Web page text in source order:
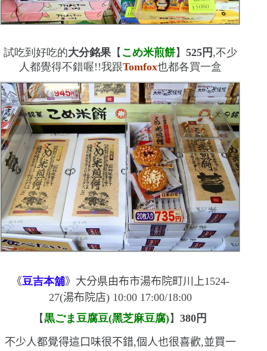
試吃到好吃的大分銘果【 こめ米煎餅】 525円 ,不少
人都覺得不錯喔!!我跟Tomfox也都各買一盒
《豆吉本舖》 大分県由布市湯布院町川上1524-
27(湯布院店) 10:00 17:00/18:00
【黒ごま豆腐豆(黑芝麻豆腐)】380 円
不少人都覺得這口味很不錯,個人也很喜歡,並買一